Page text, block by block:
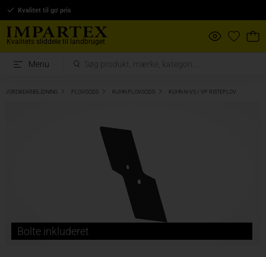
Kvalitet til go' pris
Kvalitets sliddele til landbruget
Menu
JORDBEARBEJDNING PLOVGODS KUHN PLOVGODS KUHN N-VS / VP RISTEPLOV
Bolte inkluderet